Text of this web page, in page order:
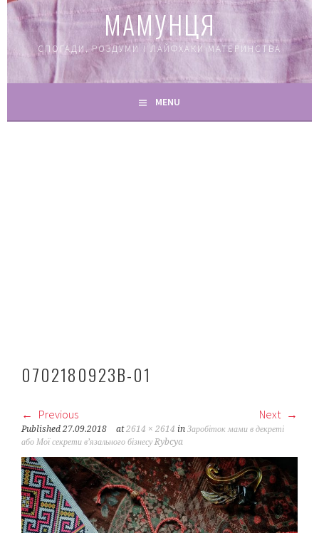
МАМУНЦЯ
СПОГАДИ, РОЗДУМИ І ЛАЙФХАКИ МАТЕРИНСТВА
MENU
0702180923B-01
Previous Next
Published27.09.2018 at2614 × 2614 inЗаробіток мами в декреті
або Мої секрети в’язального бізнесу Rybcya